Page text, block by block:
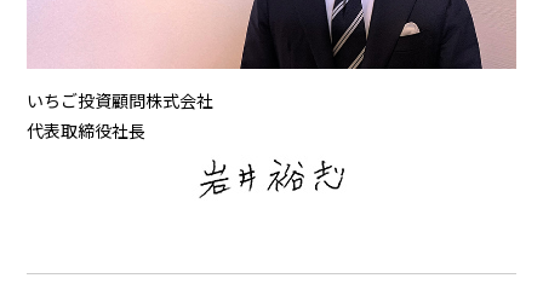
いちご投資顧問株式会社
代表取締役社⻑